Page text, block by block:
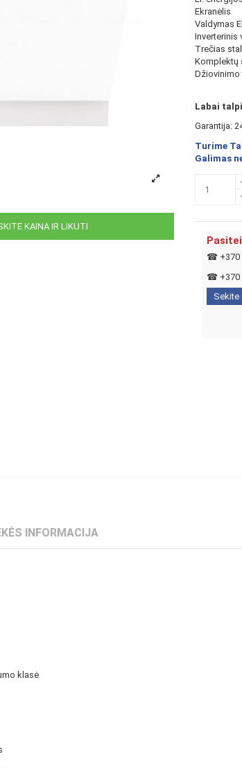
KAINA IR LIKUTI
Ekranėlis
Valdymas
Inverterinis
Trečias
Komplektų
Labai
Garantija:
Turime
Galimas
☎ +370
☎ +370
Sekite
INFORMACIJA
klasė